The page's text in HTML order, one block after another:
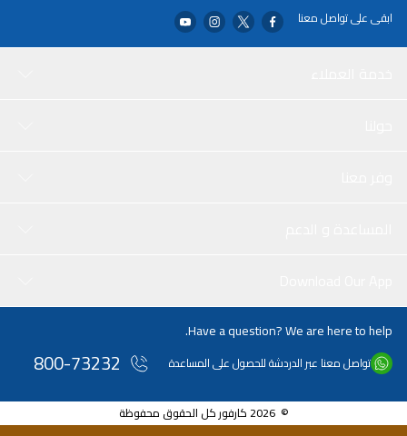
ابقى على تواصل معنا
Have a question? We are here to help.
تواصل معنا عبر الدردشة للحصول على المساعدة 800-73232
© 2026 كارفور كل الحقوق محفوظة